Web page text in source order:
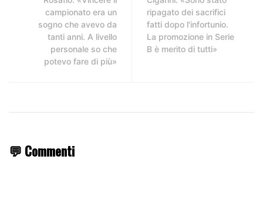
campionato era un
sogno che avevo da
tanti anni. A livello
personale so che
potevo fare di più»
ripagato dei sacrifici
fatti dopo l'infortunio.
La promozione in Serie
B è merito di tutti»
💬 Commenti